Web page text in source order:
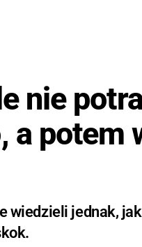
nie
a potem
wiedzieli jednak,